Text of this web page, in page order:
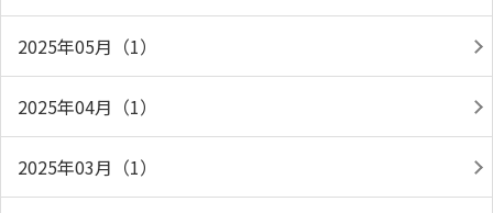
2025年05月（1）
2025年04月（1）
2025年03月（1）